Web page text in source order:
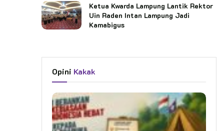
Ketua Kwarda Lampung Lantik Rektor
Uin Raden Intan Lampung Jadi
Kamabigus
Opini Kakak